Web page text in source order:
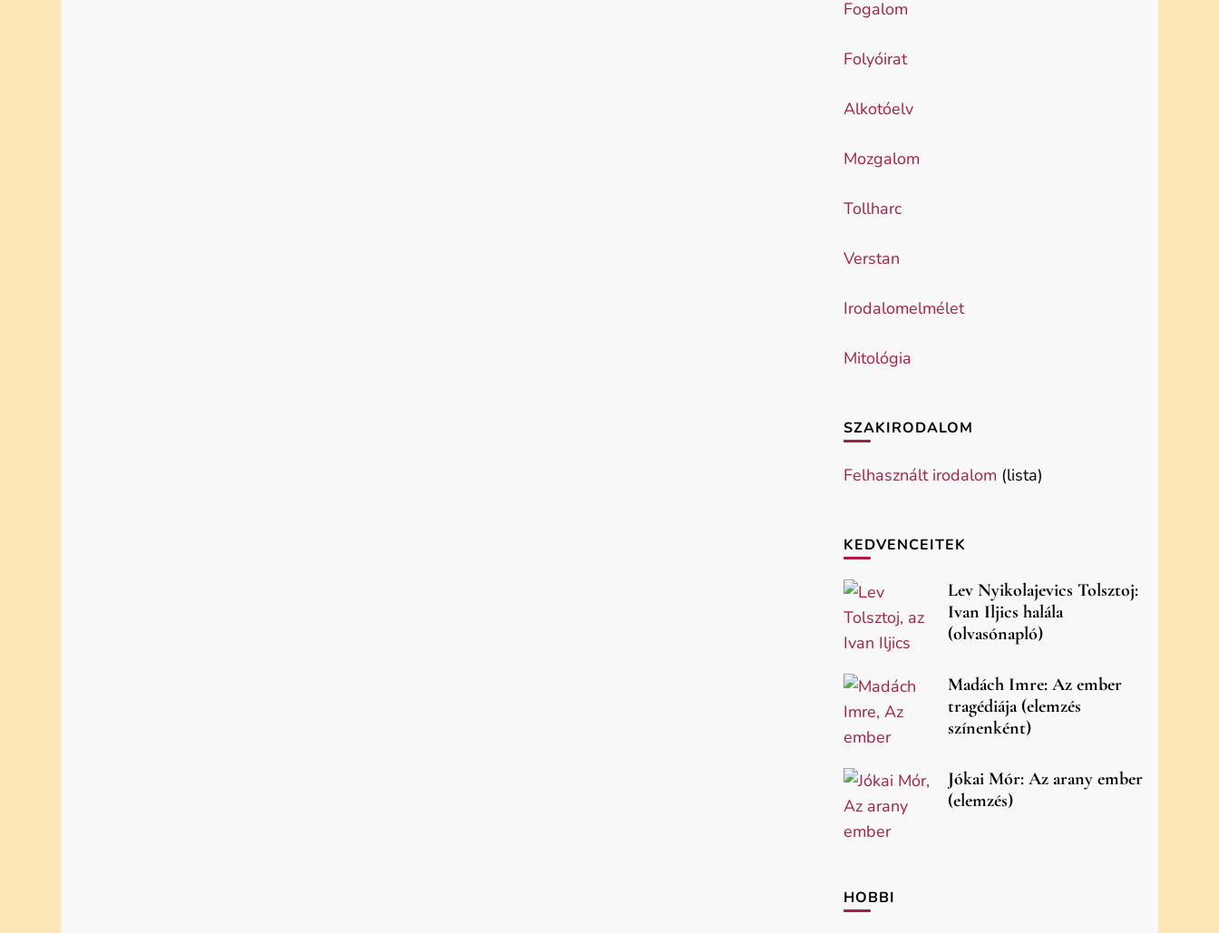
Fogalom
Folyóirat
Alkotóelv
Mozgalom
Tollharc
Verstan
Irodalomelmélet
Mitológia
SZAKIRODALOM
Felhasznált irodalom (lista)
KEDVENCEITEK
Lev Nyikolajevics Tolsztoj:
Ivan Iljics halála
(olvasónapló)
Madách Imre: Az ember
tragédiája (elemzés
színenként)
Jókai Mór: Az arany ember
(elemzés)
HOBBI